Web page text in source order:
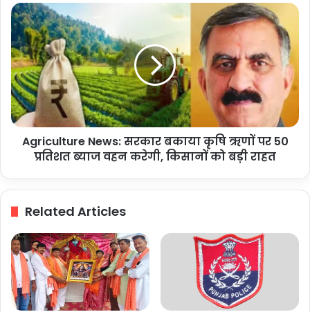
दौरा,
शैक्षणिक
सहयोग
पर
हुई
चर्चा
Agriculture
News:
सरकार
बकाया
कृषि
ऋणों
पर
50
प्रतिशत
ब्याजAgriculture News: सरकार बकाया कृषि ऋणों पर 50
प्रतिशत ब्याज वहन करेगी, किसानों को बड़ी राहत
Related Articles